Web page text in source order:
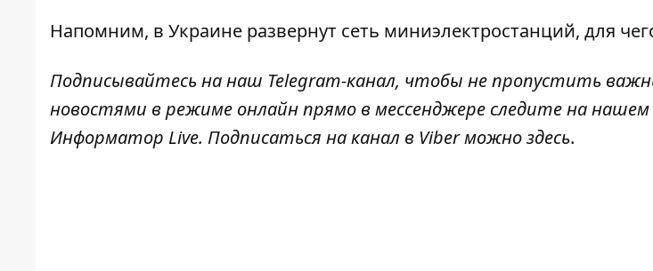
Напомним, в Украине развернут сеть миниэлектростанций, для
Подписывайтесь на наш Telegram-канал, чтобы не пропустить
новостями в режиме онлайн прямо в мессенджере следите на нашем
Информатор Live. Подписаться на канал в Viber можноздесь.